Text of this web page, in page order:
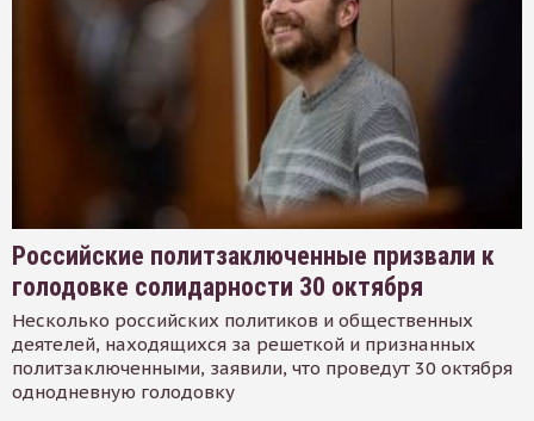
Российские политзаключенные призвали к
голодовке солидарности 30 октября
Несколько российских политиков и общественных
деятелей, находящихся за решеткой и признанных
политзаключенными, заявили, что проведут 30 октября
однодневную голодовку